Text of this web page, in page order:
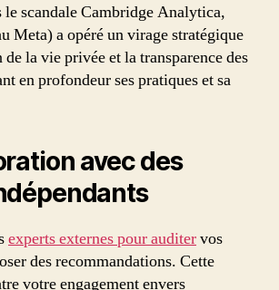
le scandale Cambridge Analytica,
Meta) a opéré un virage stratégique
la vie privée et la transparence des
en profondeur ses pratiques et sa
avec des
experts externes pour auditervos
des recommandations. Cette
votre engagement envers